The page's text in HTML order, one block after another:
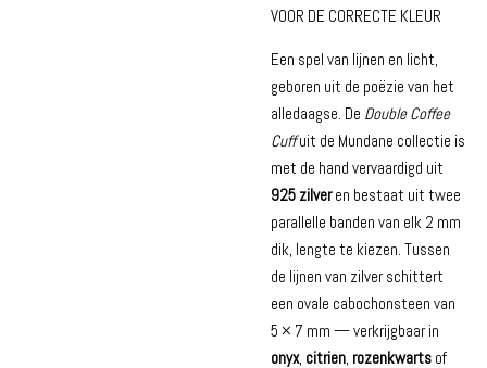
VOOR DE CORRECTE KLEUR
Een spel van lijnen en licht,
geboren uit de poëzie van het
alledaagse. De Double Coffee
Cuffuit de Mundane collectie is
met de hand vervaardigd uit
925 zilveren bestaat uit twee
parallelle banden van elk 2 mm
dik, lengte te kiezen. Tussen
de lijnen van zilver schittert
een ovale cabochonsteen van
5 × 7 mm — verkrijgbaar in
onyx, citrien rozenkwarts of